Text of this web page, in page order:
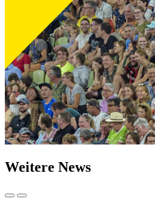
Weitere News